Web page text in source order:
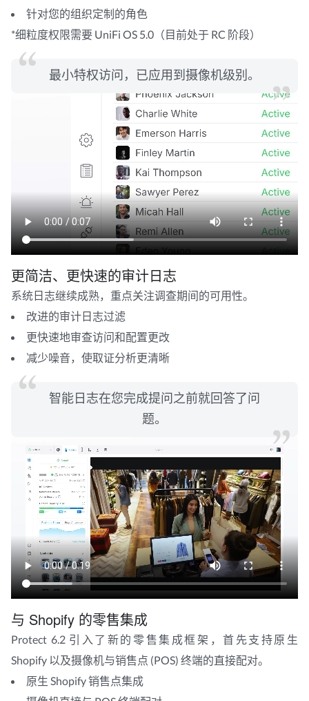
针对您的组织定制的角色
*细粒度权限需要 UniFi OS 5.0（目前处于 RC 阶段）
最小特权访问，已应用到摄像机级别。
更简洁、更快速的审计日志
系统日志继续成熟，重点关注调查期间的可用性。
改进的审计日志过滤
更快速地审查访问和配置更改
减少噪音，使取证分析更清晰
智能日志在您完成提问之前就回答了问
题。
与 Shopify 的零售集成
Protect 6.2 引入了新的零售集成框架，首先支持原生
Shopify 以及摄像机与销售点 (POS) 终端的直接配对。
原生 Shopify 销售点集成